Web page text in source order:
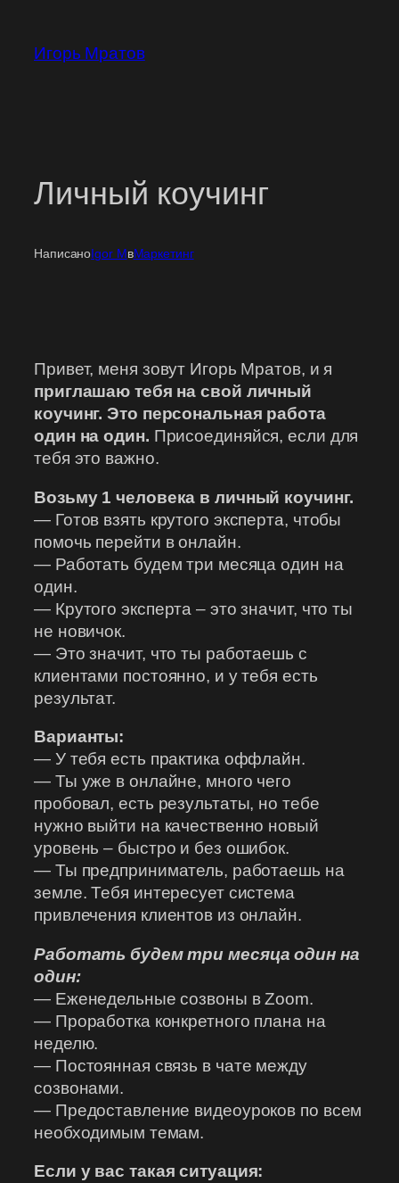
содержимому
Игорь Мратов
Личный коучинг
НаписаноIgor MвМаркетинг
Привет, меня зовут Игорь Мратов, и я
приглашаю тебя на свой личный
коучинг. Это персональная работа
один на один. Присоединяйся, если для
тебя это важно.
Возьму 1 человека в личный коучинг.
— Готов взять крутого эксперта, чтобы
помочь перейти в онлайн.
— Работать будем три месяца один на
один.
— Крутого эксперта – это значит, что ты
не новичок.
— Это значит, что ты работаешь с
клиентами постоянно, и у тебя есть
результат.
Варианты:
— У тебя есть практика оффлайн.
— Ты уже в онлайне, много чего
пробовал, есть результаты, но тебе
нужно выйти на качественно новый
уровень – быстро и без ошибок.
— Ты предприниматель, работаешь на
земле. Тебя интересует система
привлечения клиентов из онлайн.
Работать будем три месяца один на
один:
— Еженедельные созвоны в Zoom.
— Проработка конкретного плана на
неделю.
— Постоянная связь в чате между
созвонами.
— Предоставление видеоуроков по всем
необходимым темам.
Если у вас такая ситуация: